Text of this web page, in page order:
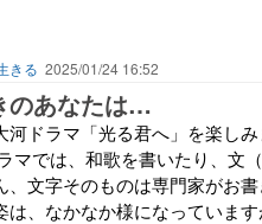
きる 2025/01/24 16:52
のあなたは…
河ドラマ「光る君へ」を楽し
マでは、和歌を書いたり、文
、文字そのものは専門家がお
は、なかなか様になっていま